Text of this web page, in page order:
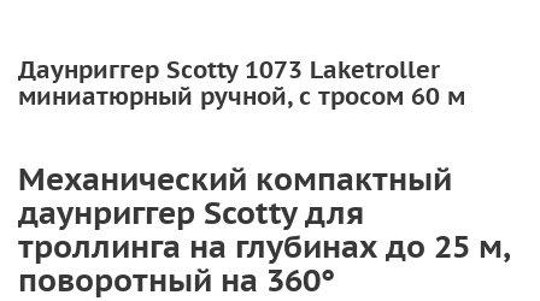
Даунриггер Scotty 1073 Laketroller
миниатюрный ручной, с тросом 60 м
Механический компактный
даунриггер Scotty для
троллинга на глубинах до 25 м,
поворотный на 360°